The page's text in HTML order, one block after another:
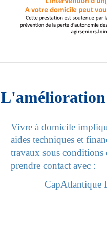
Vivre à domicile
aides techniques et
travaux sous conditions
prendre contact avec :
CapAtlantique